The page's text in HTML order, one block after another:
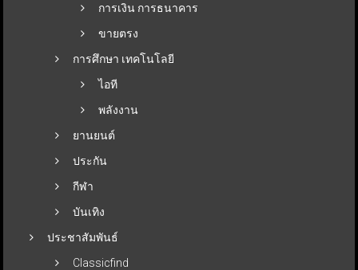
การเงิน การธนาคาร
ขายตรง
การศึกษา เทคโนโลยี
ไอที
พลังงาน
ยานยนต์
ประกัน
กีฬา
บันเทิง
ประชาสัมพันธ์
Classicfind